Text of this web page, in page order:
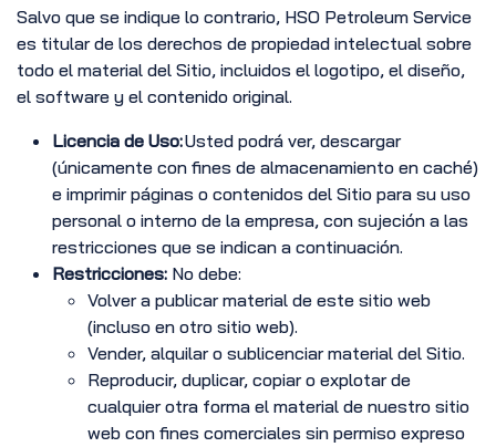
Salvo que se indique lo contrario, HSO Petroleum Service
es titular de los derechos de propiedad intelectual sobre
todo el material del Sitio, incluidos el logotipo, el diseño,
el software y el contenido original.
Licencia de Uso:Usted podrá ver, descargar
(únicamente con fines de almacenamiento en caché)
e imprimir páginas o contenidos del Sitio para su uso
personal o interno de la empresa, con sujeción a las
restricciones que se indican a continuación.
Restricciones: No debe:
Volver a publicar material de este sitio web
(incluso en otro sitio web).
Vender, alquilar o sublicenciar material del Sitio.
Reproducir, duplicar, copiar o explotar de
cualquier otra forma el material de nuestro sitio
web con fines comerciales sin permiso expreso